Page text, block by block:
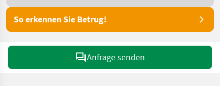
So erkennen Sie Betrug!
Anfrage senden